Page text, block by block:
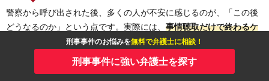
刑事事件のお悩みを無料で弁護士に相談！
刑事事件に強い弁護士を探す
警察から呼び出された後、多くの人が不安に感じるのが、「この後
どうなるのか」という点です。実際には、 事情聴取だけで終わるケ
ースもあれば、そのまま逮捕・勾留されるケースもあります。ま
た、最終的に不起訴になるのか、起訴され前科が付くのかによっ
て、人生への影響は大きく変わります。